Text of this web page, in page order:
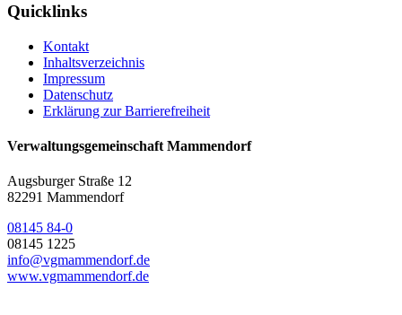
Quicklinks
Kontakt
Inhaltsverzeichnis
Impressum
Datenschutz
Erklärung zur Barrierefreiheit
Verwaltungsgemeinschaft Mammendorf
Augsburger Straße 12
82291 Mammendorf
08145 84-0
08145 1225
info@vgmammendorf.de
www.vgmammendorf.de